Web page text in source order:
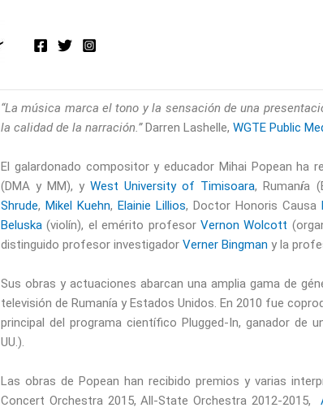
“La música marca el tono y la sensación de una
la calidad de la narración.”Darren Lashelle, WGTE Public
El galardonado compositor y educador Mihai Popean ha
(DMA y MM), yWest University of Timisoara, Rumanía
Shrude, Mikel Kuehn,Elainie Lillios, Doctor Honoris Causa
Beluska(violín), el emérito profesorVernon Wolcott
distinguido profesor investigador Verner Bingman y la
Sus obras y actuaciones abarcan una amplia gama de
televisión de Rumanía y Estados Unidos. En 2010 fue
principal del programa científico Plugged-In, ganador de
UU.).
Las obras de Popean han recibido premios y varias
Concert Orchestra 2015, All-State Orchestra 2012-2015,